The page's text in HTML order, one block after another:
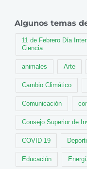
Algunos temas
11 de Febrero Día
Ciencia
animales Arte
Cambio Climático
Comunicación
Consejo Superior de
COVID-19
Educación